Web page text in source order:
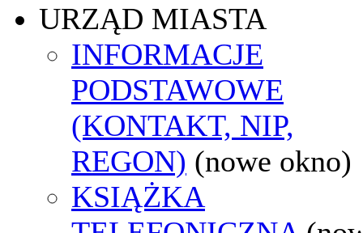
URZĄD MIASTA
INFORMACJE
PODSTAWOWE
(KONTAKT, NIP,
REGON) (nowe okno)
KSIĄŻKA